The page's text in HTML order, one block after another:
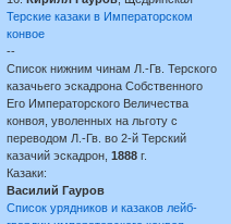
Терские казаки в Императорском
конвое
--
Список нижним чинам Л.-Гв. Терского
казачьего эскадрона Собственного
Его Императорского Величества
конвоя, уволенных на льготу с
переводом Л.-Гв. во 2-й Терский
казачий эскадрон,1888 г.
Казаки:
Василий Гауров
Список урядников и казаков лейб-